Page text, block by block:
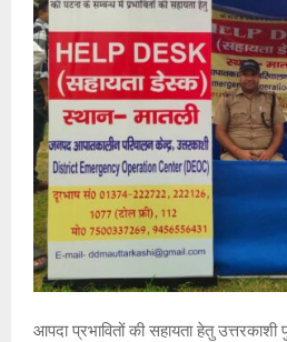
आपदा प्रभावितों की सहायता हेतु